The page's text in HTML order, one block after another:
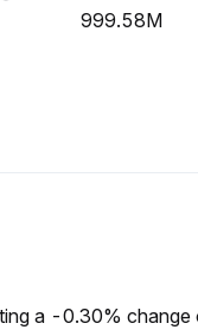
999.58M
a -0.30% change